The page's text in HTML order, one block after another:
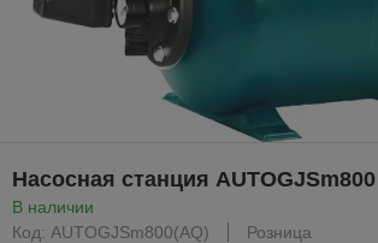
Насосная станция AUTOGJSm800
В наличии
Код: AUTOGJSm800(AQ)
Розница